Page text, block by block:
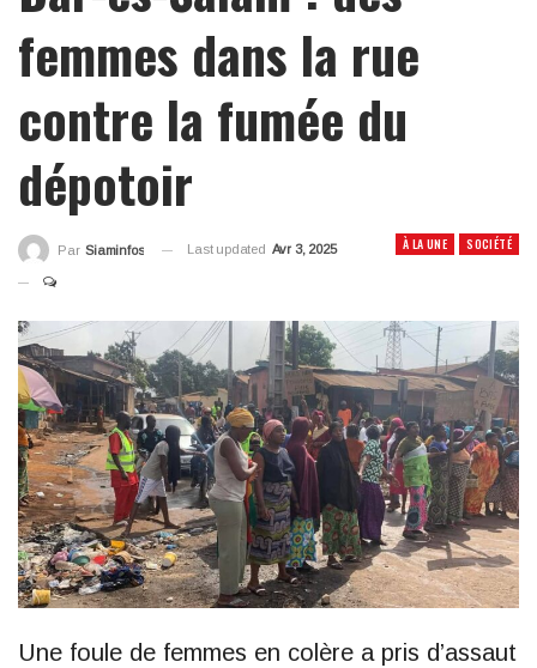
femmes dans la rue
contre la fumée du
dépotoir
À LA UNE SOCIÉTÉ
Par Siaminfos Last updated Avr 3, 2025
Une foule de femmes en colère a pris d’assaut